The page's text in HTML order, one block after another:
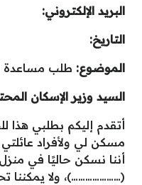
البريد الإلكتروني:
التاريخ:
الموضوع: طلب مساعدة
السيد وزير الإسكان
أتقدم إليكم بطلبي
مسكن لي ولأفراد
أننا نسكن حاليًا في
(…………………)، ولا